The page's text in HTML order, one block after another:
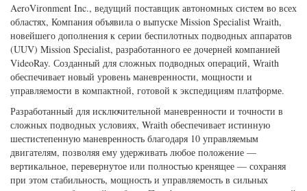
AeroVironment Inc., ведущий поставщик автономных систем во всех
областях, Компания объявила о выпуске Mission Specialist Wraith,
новейшего дополнения к серии беспилотных подводных аппаратов
(UUV) Mission Specialist, разработанного ее дочерней компанией
VideoRay. Созданный для сложных подводных операций, Wraith
обеспечивает новый уровень маневренности, мощности и
управляемости в компактной, готовой к экспедициям платформе.
Разработанный для исключительной маневренности и точности в
сложных подводных условиях, Wraith обеспечивает истинную
шестистепенную маневренность благодаря 10 управляемым
двигателям, позволяя ему удерживать любое положение —
вертикальное, перевернутое или полностью кренящее — сохраняя
при этом стабильность, мощность и управляемость в сильных